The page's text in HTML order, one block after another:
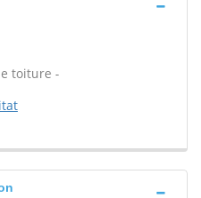
toiture -